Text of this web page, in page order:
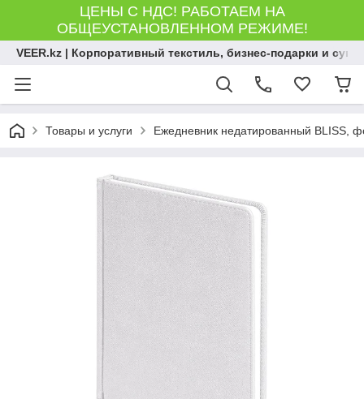
ЦЕНЫ С НДС! РАБОТАЕМ НА
ОБЩЕУСТАНОВЛЕННОМ РЕЖИМЕ!
VEER.kz | Корпоративный текстиль, бизнес-подарки и
Товары и услуги Ежедневник недатированный BLISS,